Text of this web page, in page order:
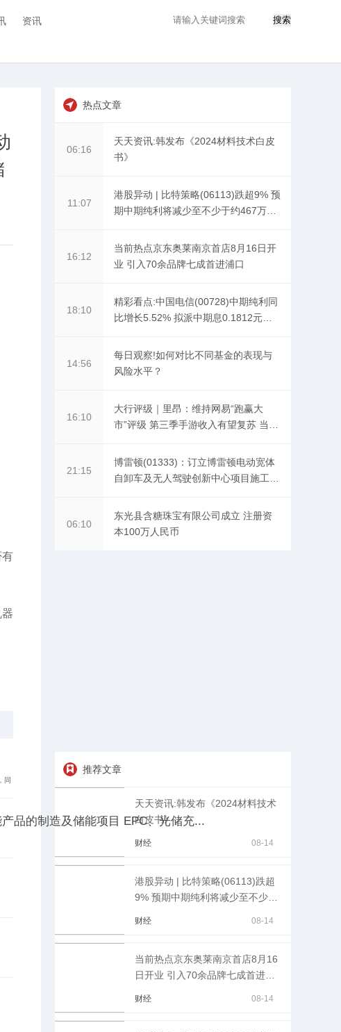
资讯 搜索
有
同
品的制造及储能项目 EPC、光储充...
热点文章
06:16
天天资讯:韩发布《2024材料技术白皮
书》
11:07
港股异动 | 比特策略(06113)跌超9% 预
期中期纯利将减少至不少于约467万令
16:12
当前热点京东奥莱南京首店8月16日开
业 引入70余品牌七成首进浦口
18:10
精彩看点:中国电信(00728)中期纯利同
比增长5.52% 拟派中期息0.1812元
14:56
每日观察!如何对比不同基金的表现与
风险水平？
16:10
大行评级｜里昂：维持网易“跑赢大
市”评级 第三季手游收入有望复苏 当前
21:15
博雷顿(01333)：订立博雷顿电动宽体
自卸车及无人驾驶创新中心项目施工总
06:10
东光县含糖珠宝有限公司成立 注册资
本100万人民币
推荐文章
天天资讯:韩发布《2024材料技术
白皮书》
财经 08-14
港股异动 | 比特策略(06113)跌超
9% 预期中期纯利将减少至不少于
财经 08-14
当前热点京东奥莱南京首店8月16
日开业 引入70余品牌七成首进浦
财经 08-14